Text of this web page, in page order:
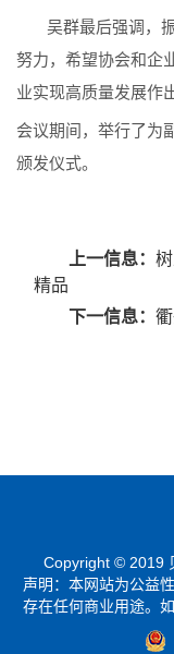
吴群最后强调，振
努力，希望协会和企
业实现高质量发展作
会议期间，举行了为
颁发仪式。
上一信息：
精品
下一信息：
Copyright © 2019
声明：本网站为公益
存在任何商业用途。